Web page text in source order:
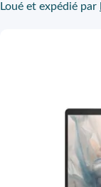
Loué et expédié par